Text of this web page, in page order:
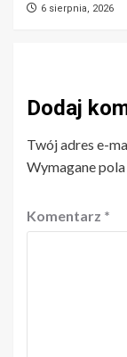
6 sierpnia, 2026
Dodaj
Twój adres e-
Wymagane
Komentarz *